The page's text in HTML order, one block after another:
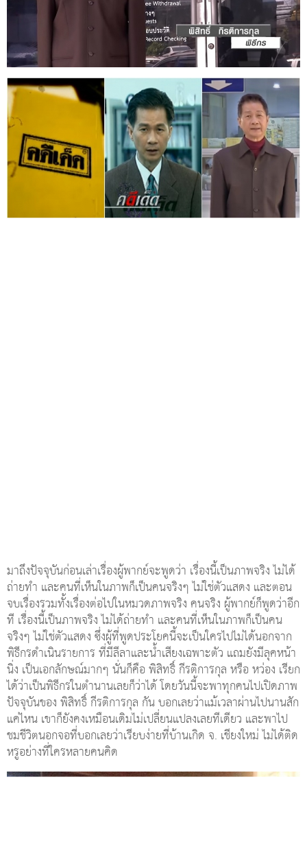
มาถึงปัจจุบันก่อนเล่าเรื่องผู้พากย์จะพูดว่า เรื่องนี้เป็นภาพจริง ไม่ได้
ถ่ายทำ และคนที่เห็นในภาพก็เป็นคนจริงๆ ไม่ใช่ตัวแสดง และตอน
จบเรื่องรวมทั้งเรื่องต่อไปในหมวดภาพจริง คนจริง ผู้พากย์ก็พูดว่าอีก
ที เรื่องนี้เป็นภาพจริง ไม่ได้ถ่ายทำ และคนที่เห็นในภาพก็เป็นคน
จริงๆ ไม่ใช่ตัวแสดง ซึ่งผู้ที่พูดประโยคนี้จะเป็นใครไปไม่ได้นอกจาก
พิธีกรดำเนินรายการ ที่มีลีลาและน้ำเสียงเฉพาะตัว แถมยังมีลุคหน้า
นิ่ง เป็นเอกลักษณ์มากๆ นั่นก็คือ พิสิทธิ์ กีรติการกุล หรือ หว่อง เรียก
ได้ว่าเป็นพิธีกรในตำนานเลยก็ว่าได้ โดยวันนี้จะพาทุกคนไปเปิดภาพ
ปัจจุบันของ พิสิทธิ์ กีรติการกุล กัน บอกเลยว่าแม้เวลาผ่านไปนานสัก
แค่ไหน เขาก็ยังคงเหมือนเดิมไม่เปลี่ยนแปลงเลยทีเดียว และพาไป
ชมชีวิตนอกจอที่บอกเลยว่าเรียบง่ายที่บ้านเกิด จ. เชียงใหม่ ไม่ได้ติด
หรูอย่างที่ใครหลายคนคิด